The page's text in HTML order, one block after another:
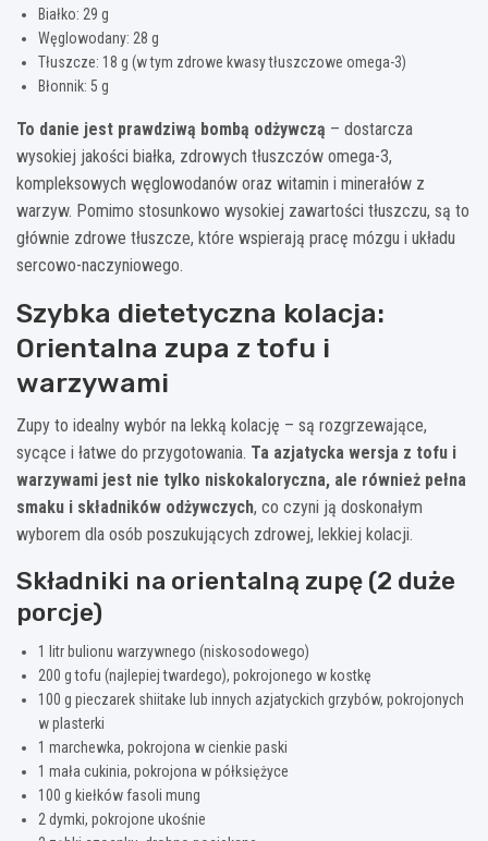
Białko: 29 g
Węglowodany: 28 g
Tłuszcze: 18 g (w tym zdrowe kwasy tłuszczowe omega-3)
Błonnik: 5 g
To danie jest prawdziwą bombą odżywczą – dostarcza
wysokiej jakości białka, zdrowych tłuszczów omega-3,
kompleksowych węglowodanów oraz witamin i minerałów z
warzyw. Pomimo stosunkowo wysokiej zawartości tłuszczu, są to
głównie zdrowe tłuszcze, które wspierają pracę mózgu i układu
sercowo-naczyniowego.
Szybka dietetyczna kolacja:
Orientalna zupa z tofu i
warzywami
Zupy to idealny wybór na lekką kolację – są rozgrzewające,
sycące i łatwe do przygotowania. Ta azjatycka wersja z tofu i
warzywami jest nie tylko niskokaloryczna, ale również pełna
smaku i składników odżywczych, co czyni ją doskonałym
wyborem dla osób poszukujących zdrowej, lekkiej kolacji.
Składniki na orientalną zupę (2 duże
porcje)
1 litr bulionu warzywnego (niskosodowego)
200 g tofu (najlepiej twardego), pokrojonego w kostkę
100 g pieczarek shiitake lub innych azjatyckich grzybów, pokrojonych
w plasterki
1 marchewka, pokrojona w cienkie paski
1 mała cukinia, pokrojona w półksiężyce
100 g kiełków fasoli mung
2 dymki, pokrojone ukośnie